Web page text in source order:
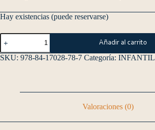
Hay existencias (puede reservarse)
Añadir al carrito
SKU: 978-84-17028-78-7 Categoría: INFANTIL
Valoraciones (0)